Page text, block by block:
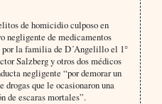
de homicidio culposo en
negligente de medicamentos
la familia de D´Angelillo el 1°
Salzberg y otros dos médicos
negligente “por demorar un
que le ocasionaron una
de escaras mortales”.